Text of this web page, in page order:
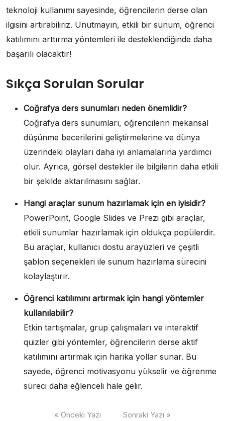
teknoloji kullanımı sayesinde, öğrencilerin derse olan
ilgisini artırabiliriz. Unutmayın, etkili bir sunum, öğrenci
katılımını arttırma yöntemleri ile desteklendiğinde daha
başarılı olacaktır!
Sıkça Sorulan Sorular
Coğrafya ders sunumları neden önemlidir?
Coğrafya ders sunumları, öğrencilerin mekansal
düşünme becerilerini geliştirmelerine ve dünya
üzerindeki olayları daha iyi anlamalarına yardımcı
olur. Ayrıca, görsel destekler ile bilgilerin daha etkili
bir şekilde aktarılmasını sağlar.
Hangi araçlar sunum hazırlamak için en iyisidir?
PowerPoint, Google Slides ve Prezi gibi araçlar,
etkili sunumlar hazırlamak için oldukça popülerdir.
Bu araçlar, kullanıcı dostu arayüzleri ve çeşitli
şablon seçenekleri ile sunum hazırlama sürecini
kolaylaştırır.
Öğrenci katılımını artırmak için hangi yöntemler
kullanılabilir?
Etkin tartışmalar, grup çalışmaları ve interaktif
quizler gibi yöntemler, öğrencilerin derse aktif
katılımını artırmak için harika yollar sunar. Bu
sayede, öğrenci motivasyonu yükselir ve öğrenme
süreci daha eğlenceli hale gelir.
« Önceki Yazı Sonraki Yazı »